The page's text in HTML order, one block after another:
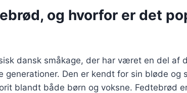
og hvorfor er det
dansk småkage, der har været en del af
generationer. Den er kendt for sin bløde og
blandt både børn og voksne. Fedtebrød